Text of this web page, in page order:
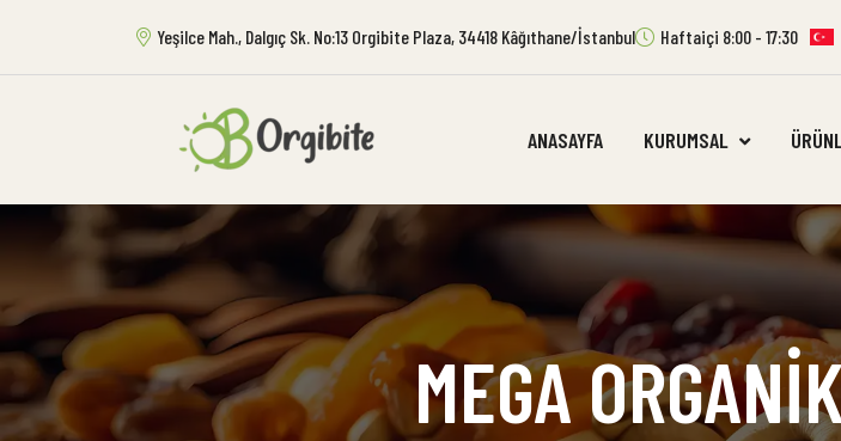
Yeşilce Mah., Dalgıç Sk. No:13 Orgibite Plaza, 34418 Kâğıthane/İstanbul Haftaiçi 8:00 - 17:30
ANASAYFA KURUMSAL
MEGA